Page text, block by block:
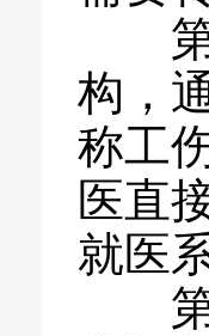
第
构，
称工
医直
就医
第